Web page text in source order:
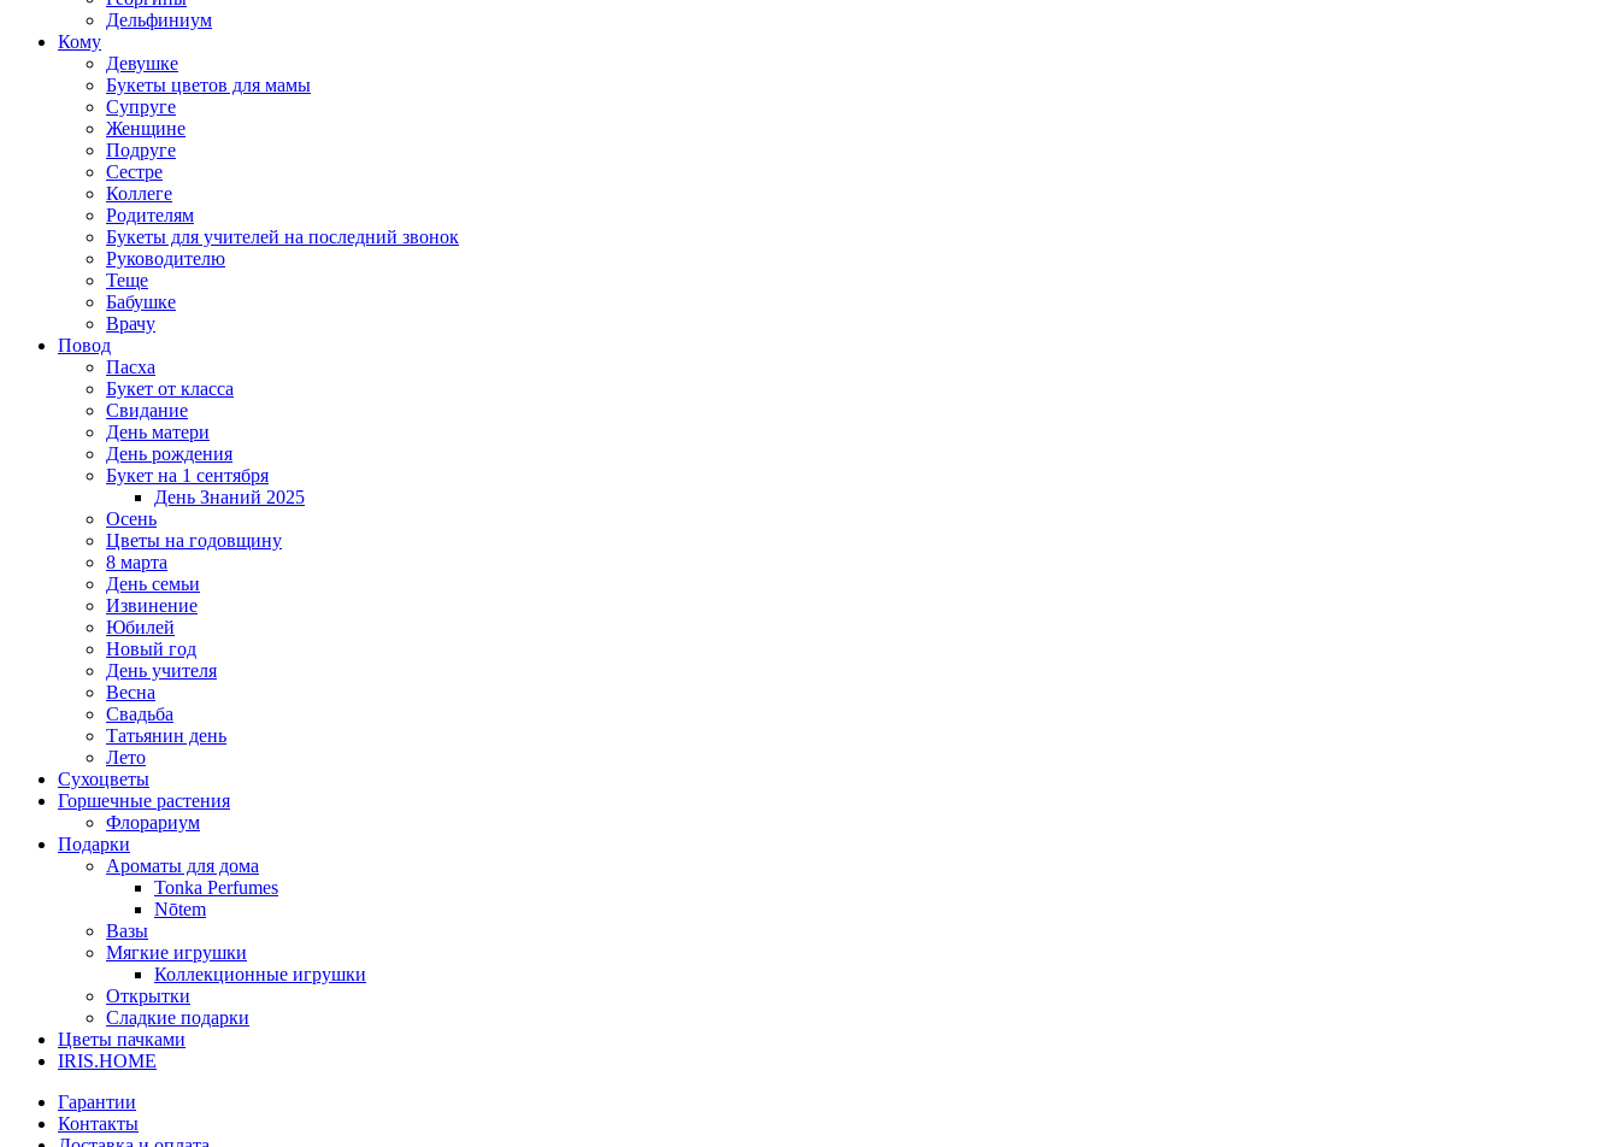
Дельфиниум
Кому
Девушке
Букеты цветов для мамы
Супруге
Женщине
Подруге
Сестре
Коллеге
Родителям
Букеты для учителей на последний звонок
Руководителю
Теще
Бабушке
Врачу
Повод
Пасха
Букет от класса
Свидание
День матери
День рождения
Букет на 1 сентября
День Знаний 2025
Осень
Цветы на годовщину
8 марта
День семьи
Извинение
Юбилей
Новый год
День учителя
Весна
Свадьба
Татьянин день
Лето
Сухоцветы
Горшечные растения
Флорариум
Подарки
Ароматы для дома
Tonka Perfumes
Nōtem
Вазы
Мягкие игрушки
Коллекционные игрушки
Открытки
Сладкие подарки
Цветы пачками
IRIS.HOME
Гарантии
Контакты